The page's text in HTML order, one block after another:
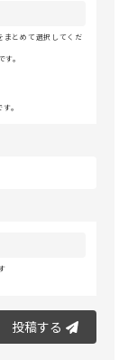
まとめて選択してくだ
。
。
投稿する